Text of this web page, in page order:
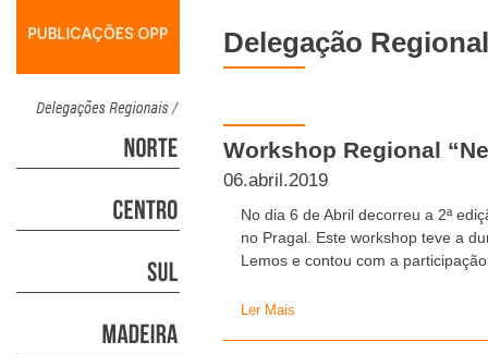
Delegação
Workshop Regional
06.abril.2019
No dia 6 de Abril decorreu a 2ª
no Pragal. Este workshop teve a
Lemos e contou com a
Ler Mais